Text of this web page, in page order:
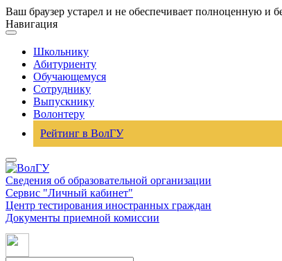
Ваш браузер устарел и не обеспечивает полноценную и
Навигация
Школьнику
Абитуриенту
Обучающемуся
Сотруднику
Выпускнику
Волонтеру
Рейтинг в ВолГУ
Сведения об образовательной организации
Сервис "Личный кабинет"
Центр тестирования иностранных граждан
Документы приемной комиссии